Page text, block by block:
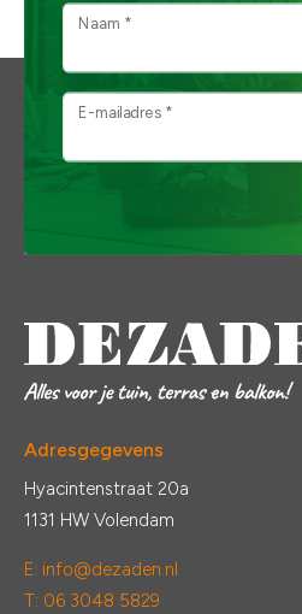
Naam *
E-mailadres *
Adresgegevens
Hyacintenstraat 20a
1131 HW Volendam
E: info@dezaden.nl
T: 06 3048 5829